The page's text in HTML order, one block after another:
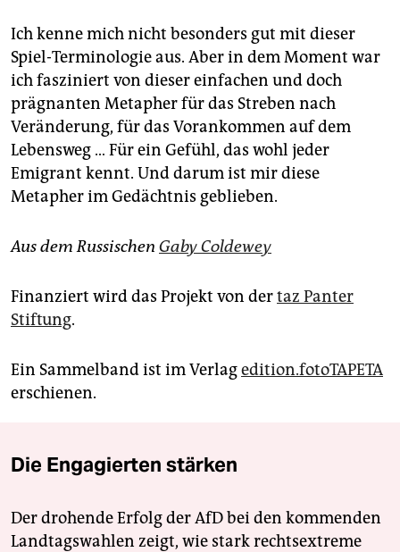
Ich kenne mich nicht besonders gut mit dieser
Spiel-Terminologie aus. Aber in dem Moment war
ich fasziniert von dieser einfachen und doch
prägnanten Metapher für das Streben nach
Veränderung, für das Vorankommen auf dem
Lebensweg … Für ein Gefühl, das wohl jeder
Emigrant kennt. Und darum ist mir diese
Metapher im Gedächtnis geblieben.
Aus dem Russischen Gaby Coldewey
Finanziert wird das Projekt von dertaz Panter
Stiftung.
Ein Sammelband ist im Verlagedition.fotoTAPETA
erschienen.
Die Engagierten stärken
Der drohende Erfolg der AfD bei den kommenden
Landtagswahlen zeigt, wie stark rechtsextreme